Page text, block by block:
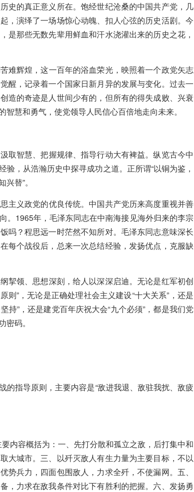
史的真正意义所在。饱经世纪沧桑的中国共产党，几
，演绎了一场场惊心动魄、扣人心弦的历史活剧。今
是那些无数先辈用鲜血和汗水浇灌出来的历史之花，
难辉煌，这一百年的浴血荣光，映照着一个政党矢志
醒，记录着一个国家日新月异的发展与变化。过去一
造的奇迹是人世间少有的，但所有的得失成败、兴衰
慧和勇气，使党领导人民信心百倍地走向未来。
取智慧、把握规律、指导行动大有裨益。纵览古今中
，从浩瀚历史中探寻成功之道。正所谓“以铜为鉴，
替”。
主义政党的优良传统。中国共产党历来高度重视并善
。1965年，毛泽东同志在中南海接见海外归来的李宗
吗？程思远一时茫然不知所对。毛泽东同志意味深长
每个战役后，总来一次总结经验，发扬优点，克服缺
挈领、思想深刻，给人以深深启迪。无论是红军初创
则”，无论是正确处理社会主义建设“十大关系”，还是
持”，还是建党百年庆祝大会“九个必须”，都是我们党
码。
指导原则，主要内容是“敌进我退、敌驻我扰、敌疲
内容概括为：一、先打分散和孤立之敌，后打集中和
大城市。三、以歼灭敌人有生力量为主要目标，不以
兵力，四面包围敌人，力求全歼，不使漏网。五、
，力求在敌我条件对比下有胜利的把握。六、发扬勇